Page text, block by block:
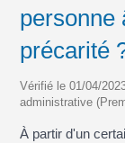
personne
précarité
Vérifié le 01/04/
administrative
À partir d'un